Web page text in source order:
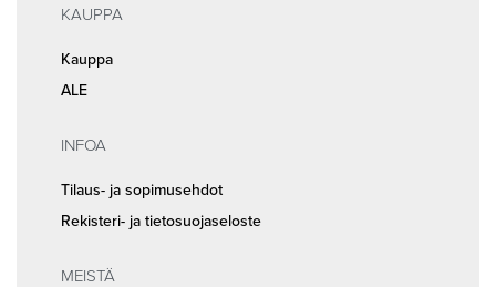
KAUPPA
Kauppa
ALE
INFOA
Tilaus- ja sopimusehdot
Rekisteri- ja tietosuojaseloste
MEISTÄ